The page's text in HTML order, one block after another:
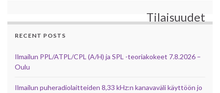
Tilaisuudet
RECENT POSTS
Ilmailun PPL/ATPL/CPL (A/H) ja SPL -teoriakokeet 7.8.2026 –
Oulu
Ilmailun puheradiolaitteiden 8,33 kHz:n kanavaväli käyttöön jo